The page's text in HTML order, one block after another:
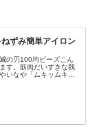
ずみ簡単アイロン
の刃100均ビーズこん
す。筋肉だいすきな我
いなや「ムキッムキ